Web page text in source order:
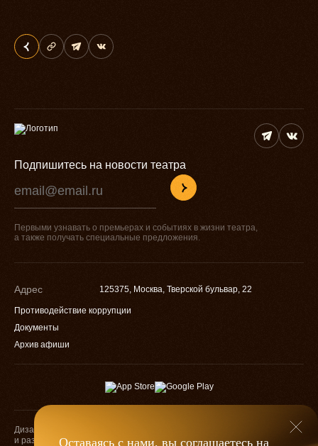
Подпишитесь на новости театра
Первыми узнавать о премьерах и событиях в жизни театра,
а также получать специальные предложения.
Противодействие коррупции
Документы
Архив афиши
Адрес 125375, Москва, Тверской бульвар, 22
Дизайн
и разработкаОставаясь с нами, вы соглашаетесь на